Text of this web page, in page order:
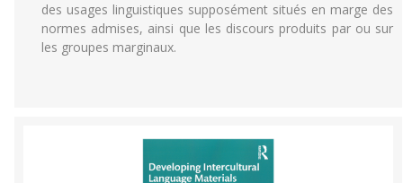
des usages linguistiques supposément situés en marge des
normes admises, ainsi que les discours produits par ou sur
les groupes marginaux.